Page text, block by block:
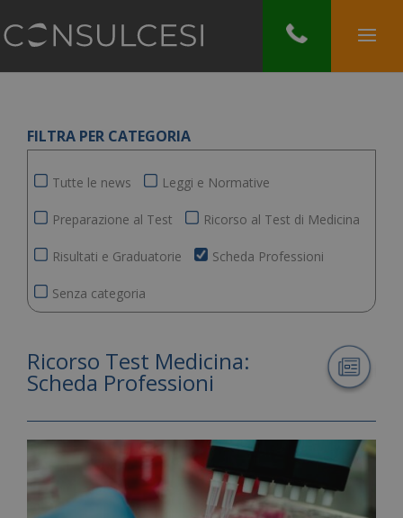
FILTRA PER CATEGORIA
Tutte le news Leggi e Normative
Preparazione al Test Ricorso al Test di Medicina
Risultati e Graduatorie Scheda Professioni
Senza categoria
Ricorso Test Medicina:
Scheda Professioni